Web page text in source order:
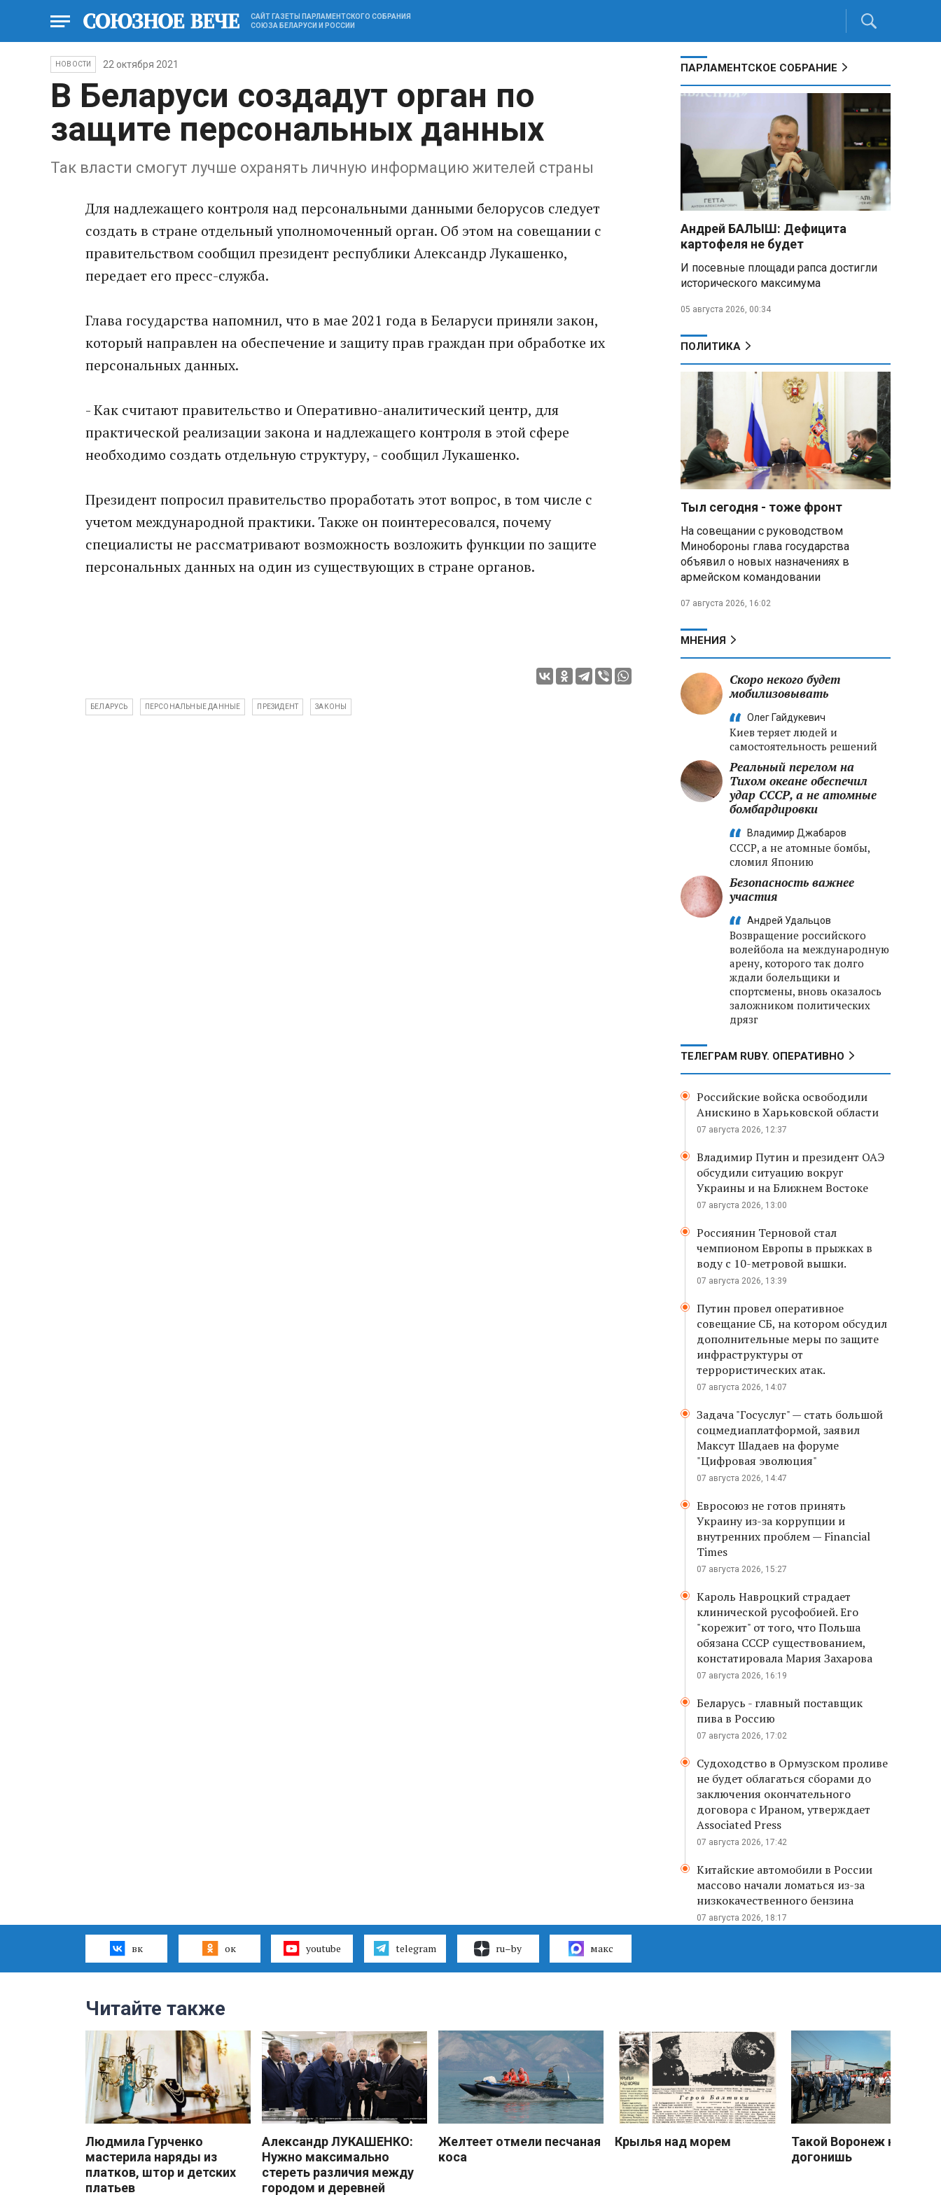
САЙТ ГАЗЕТЫ ПАРЛАМЕНТСКОГО СОБРАНИЯ
СОЮЗА БЕЛАРУСИ И РОССИИ
НОВОСТИ 22 октября 2021
В Беларуси создадут орган по
защите персональных данных
Так власти смогут лучше охранять личную информацию жителей страны
Для надлежащего контроля над персональными данными белорусов следует
создать в стране отдельный уполномоченный орган. Об этом на совещании с
правительством сообщил президент республики Александр Лукашенко,
передает его пресс-служба.
Глава государства напомнил, что в мае 2021 года в Беларуси приняли закон,
который направлен на обеспечение и защиту прав граждан при обработке их
персональных данных.
- Как считают правительство и Оперативно-аналитический центр, для
практической реализации закона и надлежащего контроля в этой сфере
необходимо создать отдельную структуру, - сообщил Лукашенко.
Президент попросил правительство проработать этот вопрос, в том числе с
учетом международной практики. Также он поинтересовался, почему
специалисты не рассматривают возможность возложить функции по защите
персональных данных на один из существующих в стране органов.
БЕЛАРУСЬ ПЕРСОНАЛЬНЫЕ ДАННЫЕ ПРЕЗИДЕНТ ЗАКОНЫ
ПАРЛАМЕНТСКОЕ СОБРАНИЕ
Андрей БАЛЫШ: Дефицита
картофеля не будет
И посевные площади рапса достигли
исторического максимума
05 августа 2026, 00:34
ПОЛИТИКА
Тыл сегодня - тоже фронт
На совещании с руководством
Минобороны глава государства
объявил о новых назначениях в
армейском командовании
07 августа 2026, 16:02
МНЕНИЯ
Скоро некого будет
мобилизовывать
Олег Гайдукевич
Киев теряет людей и
самостоятельность решений
Реальный перелом на
Тихом океане обеспечил
удар СССР, а не атомные
бомбардировки
Владимир Джабаров
СССР, а не атомные бомбы,
сломил Японию
Безопасность важнее
участия
Андрей Удальцов
Возвращение российского
волейбола на международную
арену, которого так долго
ждали болельщики и
спортсмены, вновь оказалось
заложником политических
дрязг
ТЕЛЕГРАМ RUBY. ОПЕРАТИВНО
Российские войска освободили
Анискино в Харьковской области
07 августа 2026, 12:37
Владимир Путин и президент ОАЭ
обсудили ситуацию вокруг
Украины и на Ближнем Востоке
07 августа 2026, 13:00
Россиянин Терновой стал
чемпионом Европы в прыжках в
воду с 10-метровой вышки.
07 августа 2026, 13:39
Путин провел оперативное
совещание СБ, на котором обсудил
дополнительные меры по защите
инфраструктуры от
террористических атак.
07 августа 2026, 14:07
Задача "Госуслуг" — стать большой
соцмедиаплатформой, заявил
Максут Шадаев на форуме
"Цифровая эволюция"
07 августа 2026, 14:47
Евросоюз не готов принять
Украину из-за коррупции и
внутренних проблем — Financial
Times
07 августа 2026, 15:27
Кароль Навроцкий страдает
клинической русофобией. Его
"корежит" от того, что Польша
обязана СССР существованием,
констатировала Мария Захарова
07 августа 2026, 16:19
Беларусь - главный поставщик
пива в Россию
07 августа 2026, 17:02
Судоходство в Ормузском проливе
не будет облагаться сборами до
заключения окончательного
договора с Ираном, утверждает
Associated Press
07 августа 2026, 17:42
Китайские автомобили в России
массово начали ломаться из-за
низкокачественного бензина
07 августа 2026, 18:17
вк ок youtube telegram ru–by макс
Читайте также
Людмила Гурченко
мастерила наряды из
платков, штор и детских
платьев
Александр ЛУКАШЕНКО:
Нужно максимально
стереть различия между
городом и деревней
Желтеет отмели песчаная
коса
Крылья над морем
Такой Воронеж не
догонишь